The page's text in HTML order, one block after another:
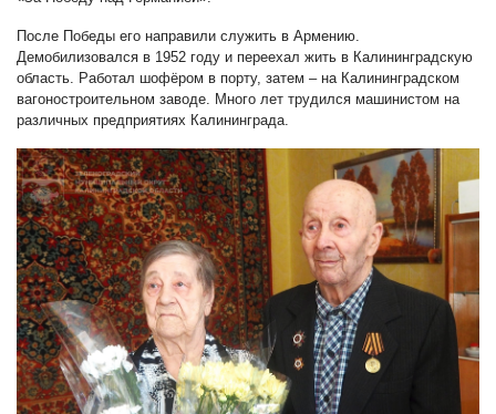
После Победы его направили служить в Армению.
Демобилизовался в 1952 году и переехал жить в Калининградскую
область. Работал шофёром в порту, затем – на Калининградском
вагоностроительном заводе. Много лет трудился машинистом на
различных предприятиях Калининграда.